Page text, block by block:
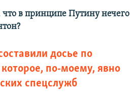
что в принципе Путину нечего
досье по
по-моему, явно
спецслужб